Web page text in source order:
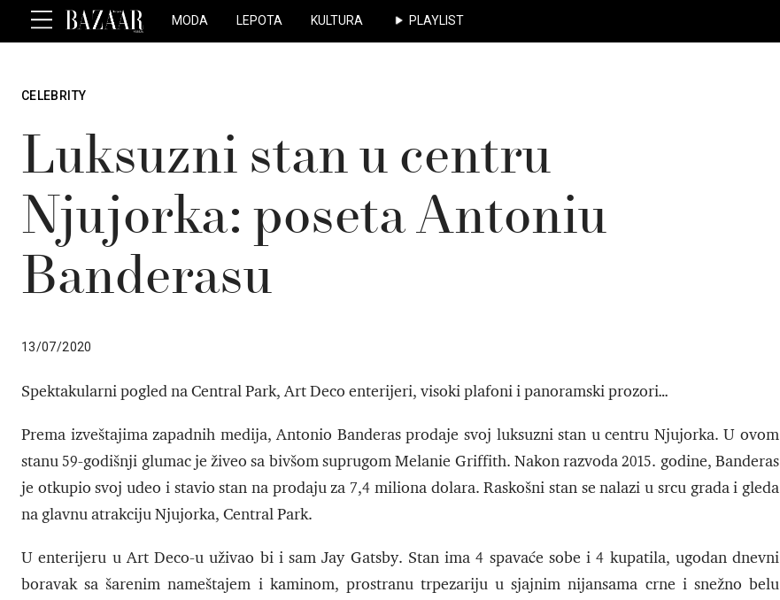
MODA LEPOTA KULTURA PLAYLIST
CELEBRITY
Luksuzni stan u centru
Njujorka: poseta Antoniu
Banderasu
13/07/2020
Spektakularni pogled na Central Park, Art Deco enterijeri, visoki plafoni i panoramski prozori…
Prema izveštajima zapadnih medija, Antonio Banderas prodaje svoj luksuzni stan u centru Njujorka. U ovom
stanu 59-godišnji glumac je živeo sa bivšom suprugom Melanie Griffith. Nakon razvoda 2015. godine, Banderas
je otkupio svoj udeo i stavio stan na prodaju za 7,4 miliona dolara. Raskošni stan se nalazi u srcu grada i gleda
na glavnu atrakciju Njujorka, Central Park.
U enterijeru u Art Deco-u uživao bi i sam Jay Gatsby. Stan ima 4 spavaće sobe i 4 kupatila, ugodan dnevni
boravak sa šarenim nameštajem i kaminom, prostranu trpezariju u sjajnim nijansama crne i snežno belu